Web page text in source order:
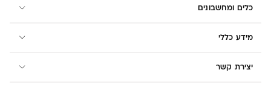
כלים ומחשבונים
מידע כללי
יצירת קשר